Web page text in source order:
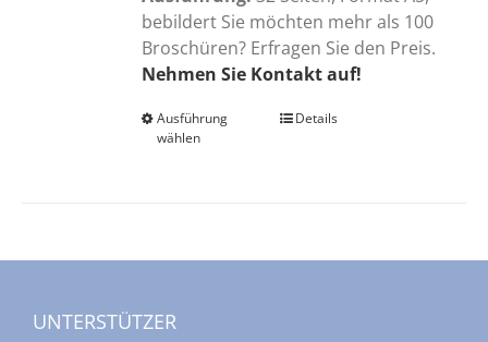
bebildert Sie möchten mehr als 100
Broschüren? Erfragen Sie den Preis.
Nehmen Sie Kontakt auf!
Ausführung
wählen
Dieses
Details
UNTERSTÜTZER